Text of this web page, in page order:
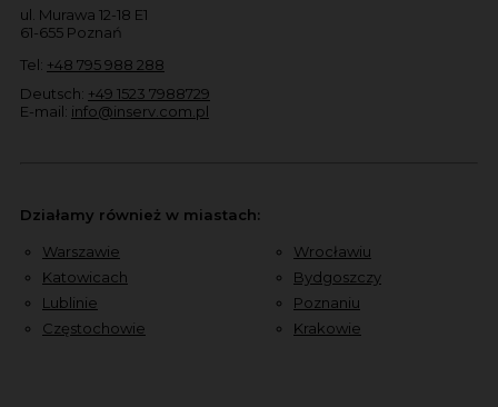
ul. Murawa 12-18 E1
61-655 Poznań
Tel: +48 795 988 288
Deutsch: +49 1523 7988729
E-mail: info@inserv.com.pl
Działamy również w miastach:
Warszawie
Katowicach
Lublinie
Częstochowie
Wrocławiu
Bydgoszczy
Poznaniu
Krakowie